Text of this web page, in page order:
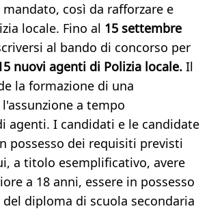
così da rafforzare e
locale. Fino al 15 settembre
al bando di concorso per
nuovi agenti di Polizia locale. Il
la formazione di una
a tempo
agenti. I candidati e le candidate
possesso dei requisiti previsti
a titolo esemplificativo, avere
a 18 anni, essere in possesso
diploma di scuola secondaria